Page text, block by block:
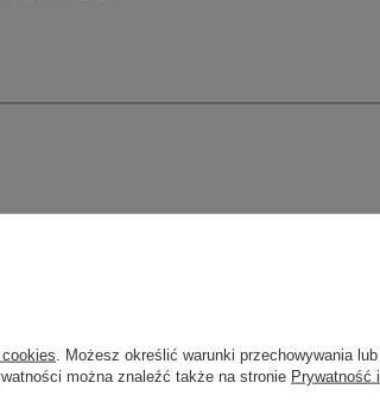
. Możesz określić warunki przechowywania lub
można znaleźć także na stronie Prywatność i